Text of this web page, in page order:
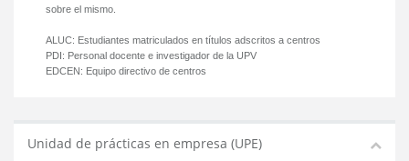
sobre el mismo.
ALUC: Estudiantes matriculados en títulos adscritos a centros
PDI: Personal docente e investigador de la UPV
EDCEN: Equipo directivo de centros
Unidad de prácticas en empresa (UPE)